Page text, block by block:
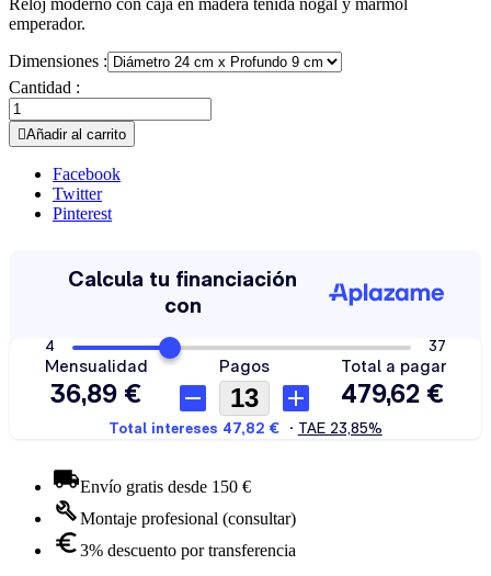
Reloj moderno con caja en madera teñida nogal y mármol
emperador.
Dimensiones :
Cantidad :
Añadir al carrito
Facebook
Twitter
Pinterest
Envío gratis desde 150 €
Montaje profesional (consultar)
3% descuento por transferencia